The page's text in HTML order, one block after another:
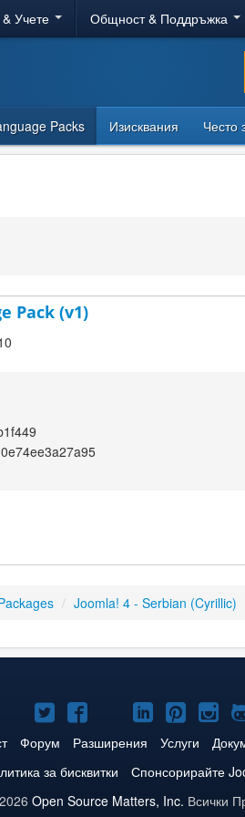
Учете Общност & Поддръжка
Packs Изисквания Често
Pack (v1)
/ Joomla! 4 - Serbian (Cyrillic)
Joomla!
в
Twitter
Joomla!
във
Facebook
Joomla!
в
YouTube
Joomla!
в
LinkedIn
в
в
Форум Разширения Услуги
за бисквитки Спонсорирайте
Open Source Matters, Inc. Всички